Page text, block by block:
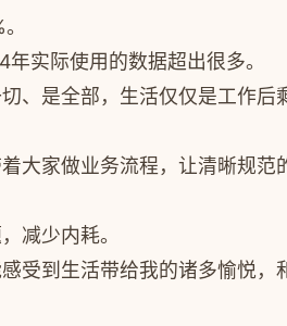
实际使用的数据超出很多。
、是全部，生活仅仅是工作后
大家做业务流程，让清晰规
减少内耗。
到生活带给我的诸多愉悦，